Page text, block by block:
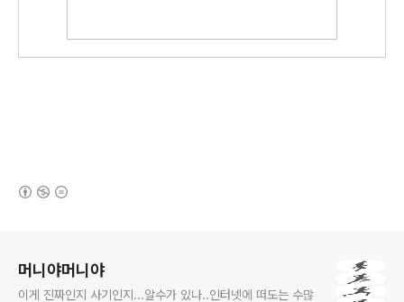
머니야머니야
이게 진짜인지 사기인지...알수가 있나..인터넷에 떠도는 수많